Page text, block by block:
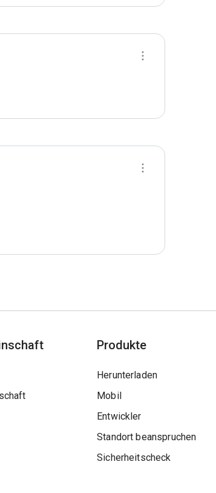
Produkte
Herunterladen
Mobil
Entwickler
Standort beanspruchen
Sicherheitscheck